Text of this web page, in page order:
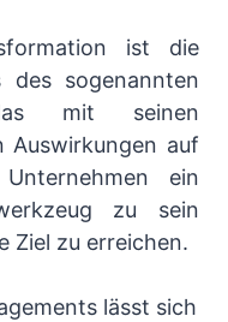
ist die
des sogenannten
mit seinen
Auswirkungen auf
ein
zu sein
Ziel zu erreichen.
lässt sich